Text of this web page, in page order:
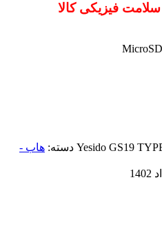
فیزیکی کالا
Yesido GS19 دسته: هاب -